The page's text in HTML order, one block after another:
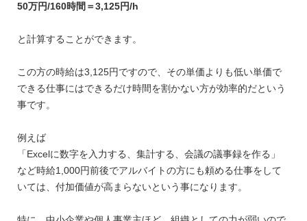
50万円/160時間＝3,125円/h
と計算することができます。
この方の時給は3,125円ですので、その単価よりも低い単価で
できる仕事にはできるだけ時間を割かない方が効率的だという
事です。
例えば
「Excelに数字を入力する、集計する、会議の議事録を作る」
など時給1,000円前後でアルバイトの方にも頼める仕事をして
いては、付加価値が高まらないという事になります。